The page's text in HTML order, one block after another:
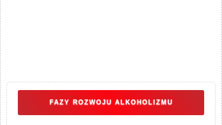
FAZY ROZWOJU ALKOHOLIZMU